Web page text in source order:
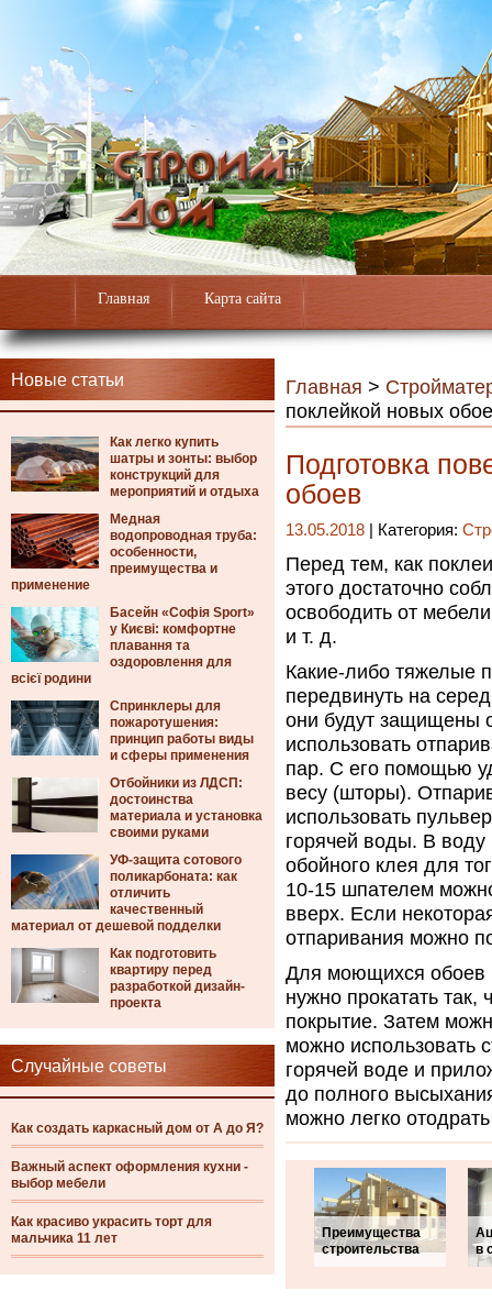
Главная Карта сайта
Новые статьи
Как легко купить
шатры и зонты: выбор
конструкций для
мероприятий и отдыха
Медная
водопроводная труба:
особенности,
преимущества и
применение
Басейн «Софія Sport»
у Києві: комфортне
плавання та
оздоровлення для
всієї родини
Спринклеры для
пожаротушения:
принцип работы виды
и сферы применения
Отбойники из ЛДСП:
достоинства
материала и установка
своими руками
УФ-защита сотового
поликарбоната: как
отличить
качественный
материал от дешевой подделки
Как подготовить
квартиру перед
разработкой дизайн-
проекта
Случайные советы
Как создать каркасный дом от А до Я?
Важный аспект оформления кухни -
выбор мебели
Как красиво украсить торт для
мальчика 11 лет
Главная >
поклейкой новых
Подготовка
обоев
13.05.2018 | Категория:
Перед тем, как
этого достаточно
освободить от
и т. д.
Какие-либо тяжелые
передвинуть на
они будут защищены
использовать
пар. С его помощью
весу (шторы).
использовать
горячей воды. В
обойного клея для
10-15 шпателем
вверх. Если
отпаривания можно
Для моющихся обоев
нужно прокатать
покрытие. Затем
можно использовать
горячей воде и
до полного
можно легко
Преимущества
строительства
в